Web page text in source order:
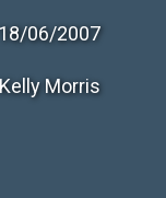
18/06/2007
Kelly Morris